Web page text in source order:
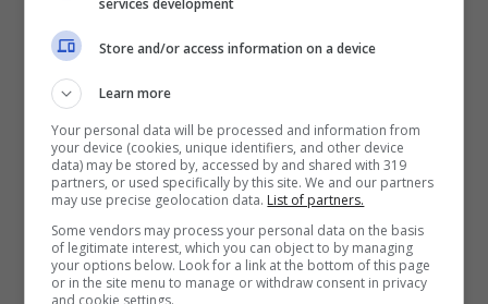
“Il progetto di riqualificazione coinvolgerà
piazza Baldassarre, Parco della Rimembranza
ed i giardini di viale Duca d’Aosta“. Nel
campetto nascerà uno spazio polifunzionale
per attività sportive all’aperto o anche
manifestazioni culturali. “Il progetto era
partito prima dell’omicidio di Thomas – ha
services development
Store and/or access information on a device
Learn more
Your personal data will be processed and information from
your device (cookies, unique identifiers, and other device
data) may be stored by, accessed by and shared with 319
partners, or used specifically by this site. We and our partners
may use precise geolocation data. List of partners.
Some vendors may process your personal data on the basis
of legitimate interest, which you can object to by managing
your options below. Look for a link at the bottom of this page
or in the site menu to manage or withdraw consent in privacy
and cookie settings.